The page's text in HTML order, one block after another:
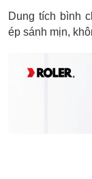
Dung tích bình
ép sánh mịn,